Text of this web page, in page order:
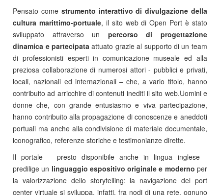
Pensato come strumento interattivo di divulgazione della
cultura marittimo-portuale, il sito web di Open Port è stato
sviluppato attraverso un percorso di progettazione
dinamica e partecipata attuato grazie al supporto di un team
di professionisti esperti in comunicazione museale ed alla
preziosa collaborazione di numerosi attori - pubblici e privati,
locali, nazionali ed internazionali – che, a vario titolo, hanno
contribuito ad arricchire di contenuti inediti il sito web.Uomini e
donne che, con grande entusiasmo e viva partecipazione,
hanno contribuito alla propagazione di conoscenze e aneddoti
portuali ma anche alla condivisione di materiale documentale,
iconografico, referenze storiche e testimonianze dirette.
Il portale – presto disponibile anche in lingua inglese -
predilige un linguaggio espositivo originale e moderno per
la valorizzazione dello storytelling: la navigazione del port
center virtuale si sviluppa, infatti, fra nodi di una rete, ognuno